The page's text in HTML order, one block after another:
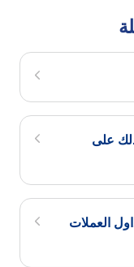
على
العملات